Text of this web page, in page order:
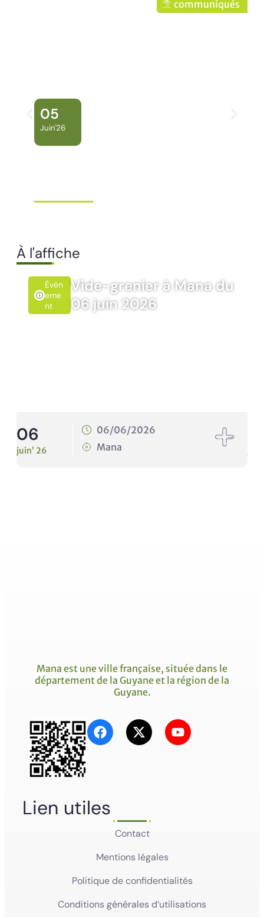
communiqués
05
Juin'26
À l'affiche
Évén
Eme
Nt
Vide-grenier à Mana du
06 juin 2026
06
juin’ 26
06/06/2026
Mana
Mana est une ville française, située dans le
département de la Guyane et la région de la
Guyane.
Lien utiles
Contact
Mentions légales
Politique de confidentialités
Conditions générales d’utilisations